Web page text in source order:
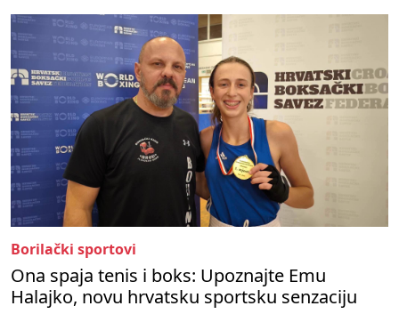
Borilački sportovi
Ona spaja tenis i boks: Upoznajte Emu
Halajko, novu hrvatsku sportsku senzaciju